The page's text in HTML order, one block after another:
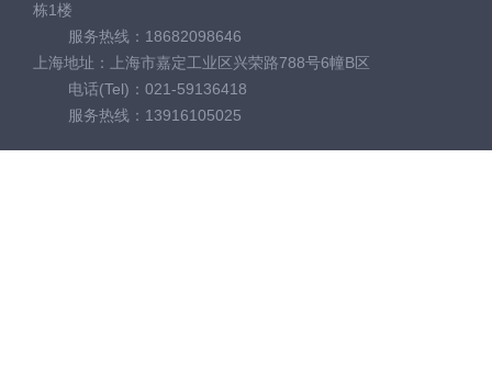
栋1楼
服务热线：18682098646
上海地址：上海市嘉定工业区兴荣路788号6幢B区
电话(Tel)：021-59136418
服务热线：13916105025